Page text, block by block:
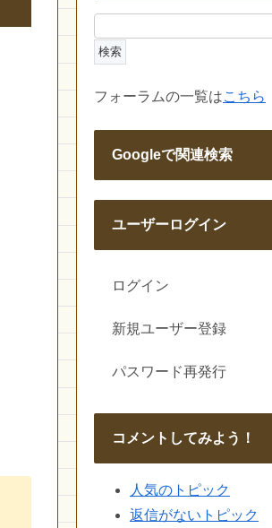
フォーラムの一覧はこちら
Googleで関連検索
ユーザーログイン
ログイン
新規ユーザー登録
パスワード再発行
コメントしてみよう！
人気のトピック
返信がないトピック